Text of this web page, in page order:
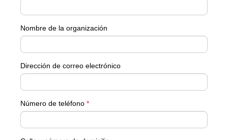
Nombre de la organización
Dirección de correo electrónico
Número de teléfono *